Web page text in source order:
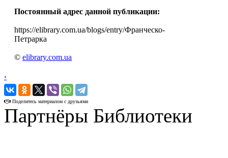
Постоянный адрес данной публикации:
https://elibrary.com.ua/blogs/entry/Франческо-
Петрарка
© elibrary.com.ua
‹
›
Поделитесь материалом с друзьями
Партнёры Библиотеки